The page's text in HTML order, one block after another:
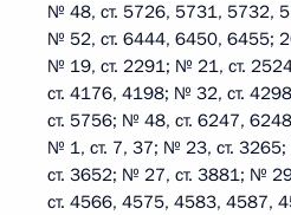
№ 48, ст. 5726, 5731, 5732,
№ 52, ст. 6444, 6450, 6455;
№ 19, ст. 2291; № 21, ст.
ст. 4176, 4198; № 32, ст.
ст. 5756; № 48, ст. 6247,
№ 1, ст. 7, 37; № 23, ст.
ст. 3652; № 27, ст. 3881; №
ст. 4566, 4575, 4583, 4587,